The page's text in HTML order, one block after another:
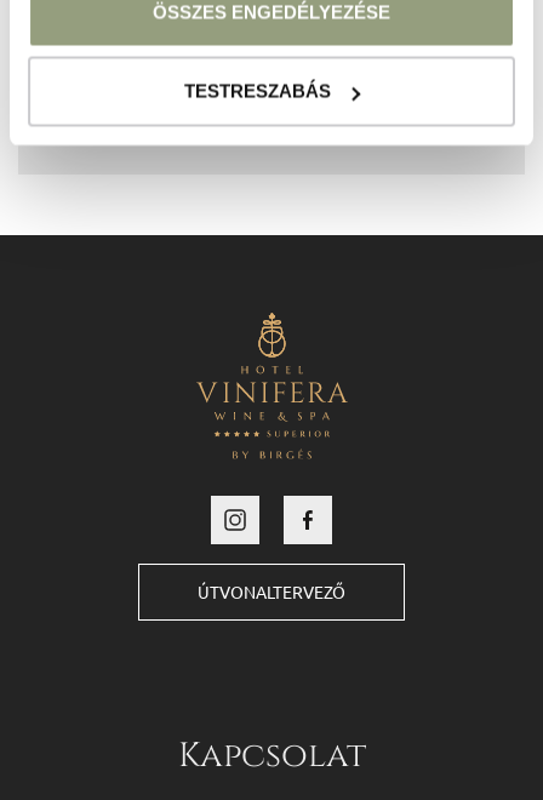
ÖSSZES ENGEDÉLYEZÉSE
TESTRESZABÁS
A legjobb ajándék a pihenés, ami minden alkalomra
megfelelő lehet.
ÚTVONALTERVEZŐ
Kapcsolat